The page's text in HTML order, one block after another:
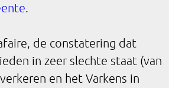
.
de constatering dat
in zeer slechte staat (van
en het Varkens in